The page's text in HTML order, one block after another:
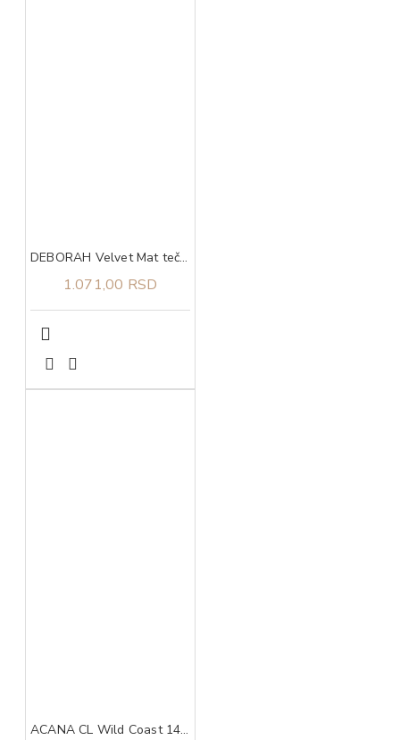
DEBORAH Velvet Mat tečni ruž za usne 06
1.071,00 RSD
ACANA CL Wild Coast 14,5 kg